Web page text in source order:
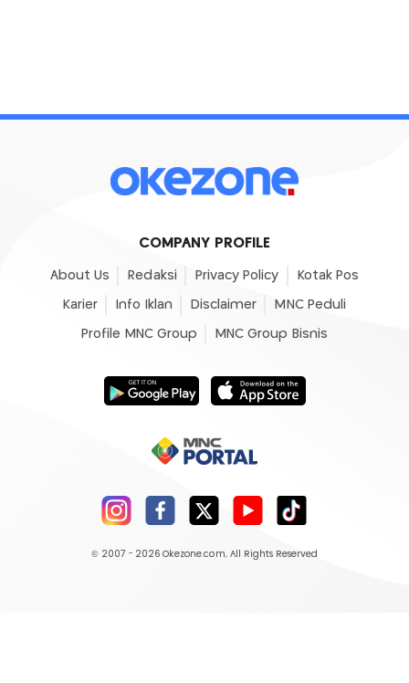
COMPANY PROFILE
About Us Redaksi Privacy Policy Kotak Pos
Karier Info Iklan Disclaimer MNC Peduli
Profile MNC Group MNC Group Bisnis
© 2007 - 2026 Okezone.com, All Rights Reserved